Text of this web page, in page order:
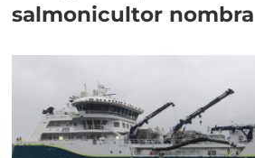
salmonicultor